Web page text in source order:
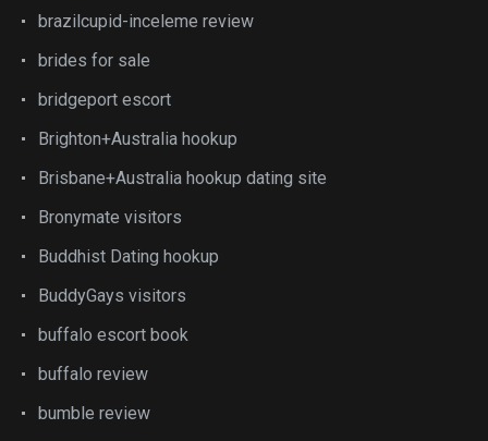
brazilcupid-inceleme review
brides for sale
bridgeport escort
Brighton+Australia hookup
Brisbane+Australia hookup dating site
Bronymate visitors
Buddhist Dating hookup
BuddyGays visitors
buffalo escort book
buffalo review
bumble review